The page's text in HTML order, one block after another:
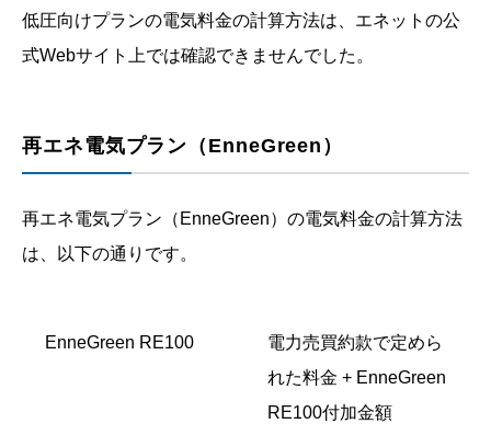
低圧向けプランの電気料金の計算方法は、エネットの公
式Webサイト上では確認できませんでした。
再エネ電気プラン（EnneGreen）
再エネ電気プラン（EnneGreen）の電気料金の計算方法
は、以下の通りです。
EnneGreen RE100
電力売買約款で定めら
れた料金 + EnneGreen
RE100付加金額